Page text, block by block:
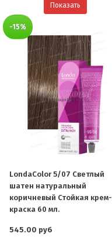
Показать
-15%
LondaColor 5/07 Светлый
шатен натуральный
коричневый Стойкая крем-
краска 60 мл.
545.00 руб